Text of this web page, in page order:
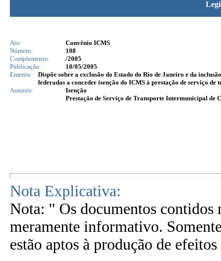
Ato:
Convênio ICMS
Número:
108
Complemento:
/2005
Publicação:
10/05/2005
Ementa:
Dispõe sobre a exclusão do Estado do Rio de Janeiro e da
federadas a conceder isenção do ICMS à prestação de serviço
Assunto:
Isenção
Prestação de Serviço de Transporte Intermunicipal de
Nota Explicativa:
Nota: " Os documentos contidos
meramente informativo.
estão aptos à produção de